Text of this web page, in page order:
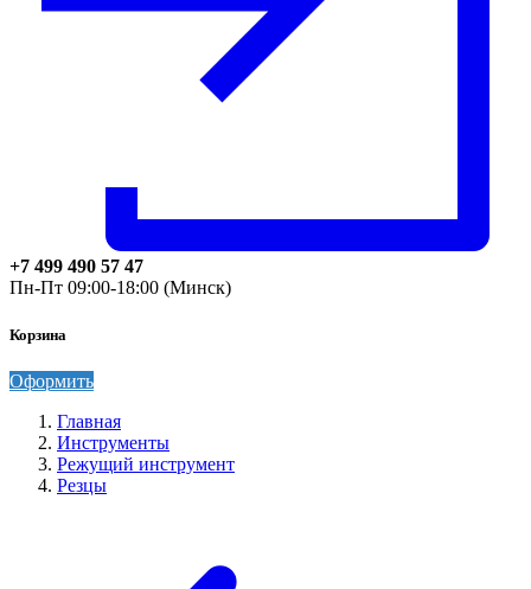
+7 499 490 57 47
Пн-Пт 09:00-18:00 (Минск)
Корзина
Оформить
Главная
Инструменты
Режущий инструмент
Резцы